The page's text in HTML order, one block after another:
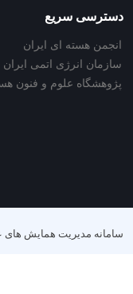
دسترسی سریع
انجمن هسته ای ایران
سازمان انرژی اتمی ایران
پژوهشگاه علوم و فنون
سامانه مدیریت همایش های